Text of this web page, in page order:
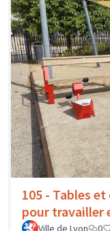
105 - Tables
pour travailler